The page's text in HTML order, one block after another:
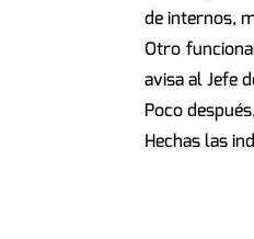
de internos,
Otro
avisa al Jefe
Poco
Hechas las